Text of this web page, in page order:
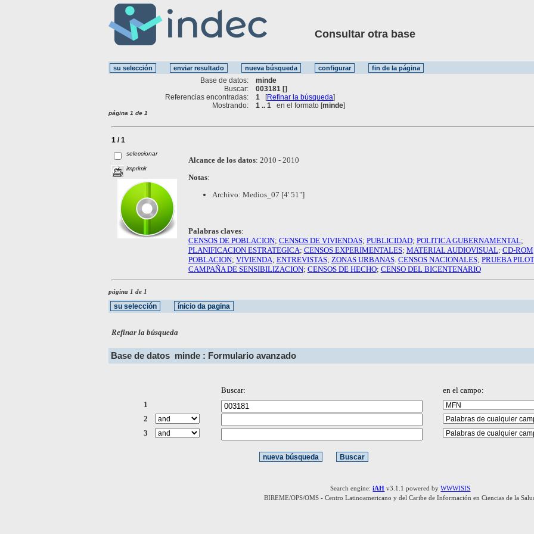
Consultar otra base
Base de datos:
minde
Buscar:
003181 []
Referencias encontradas:
1 [Refinar la búsqueda]
Mostrando:
1 .. 1 en el formato [minde]
página 1 de 1
1 / 1
seleccionar
imprimir
Alcance de los datos: 2010 - 2010
Notas:
Archivo: Medios_07 [4' 51"]
Palabras claves:
CENSOS DE POBLACION; CENSOS DE VIVIENDAS; PUBLICIDAD; POLITICA GUBERNAMENTAL;
PLANIFICACION ESTRATEGICA; CENSOS EXPERIMENTALES; MATERIAL AUDIOVISUAL; CD-ROM
POBLACION; VIVIENDA; ENTREVISTAS; ZONAS URBANAS. CENSOS NACIONALES; PRUEBA
CAMPAÑA DE SENSIBILIZACION; CENSOS DE HECHO; CENSO DEL BICENTENARIO
página 1 de 1
Refinar la búsqueda
Base de datos minde : Formulario avanzado
Buscar:
en el campo:
1
2
3
Search engine:iAH v3.1.1 powered byWWWISIS
BIREME/OPS/OMS - Centro Latinoamericano y del Caribe de Información en Ciencias de la